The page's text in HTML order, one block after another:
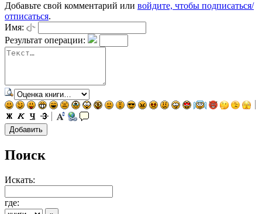
Добавьте свой комментарий или войдите, чтобы подписаться/
отписаться.
Имя:
Результат операции:
Поиск
Искать:
где: